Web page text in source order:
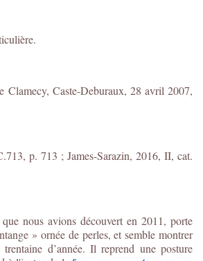
Clamecy, Caste-Deburaux, 28 avril 2007,
p. 713 ; James-Sarazin, 2016, II, cat.
nous avions découvert en 2011, porte
» ornée de perles, et semble montrer
d’année. Il reprend une posture